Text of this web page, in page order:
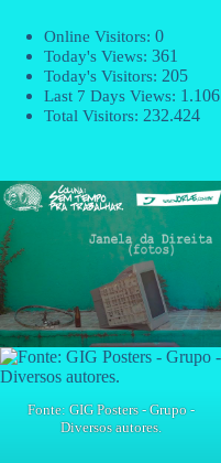
Online Visitors: 0
Today's Views: 361
Today's Visitors: 205
Last 7 Days Views: 1.106
Total Visitors: 232.424
Fonte: GIG Posters - Grupo -
Diversos autores.